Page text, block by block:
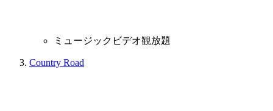
ミュージックビデオ観放題
Country Road